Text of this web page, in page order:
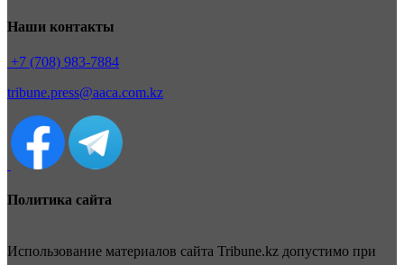
Наши контакты
+7 (708) 983-7884
tribune.press@aaca.com.kz
Политика сайта
Использование материалов сайта Tribune.kz допустимо при